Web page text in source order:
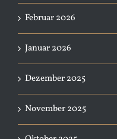
Februar 2026
Januar 2026
Dezember 2025
November 2025